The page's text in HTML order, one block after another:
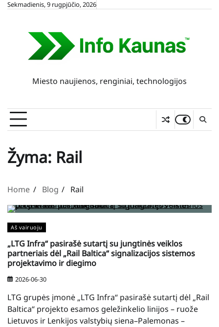
SkipSekmadienis, 9 rugpjūčio, 2026
Miesto naujienos, renginiai, technologijos
Žyma: Rail
Home Blog Rail
Aš vairuoju
„LTG Infra“ pasirašė sutartį su jungtinės veiklos
partneriais dėl „Rail Baltica“ signalizacijos sistemos
projektavimo ir diegimo
2026-06-30
LTG grupės įmonė „LTG Infra“ pasirašė sutartį dėl „Rail
Baltica“ projekto esamos geležinkelio linijos – ruože
Lietuvos ir Lenkijos valstybių siena–Palemonas –